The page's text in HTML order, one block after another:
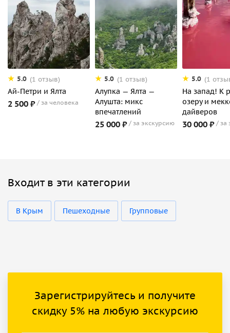
5.0 (1 отзыв)
Ай-Петри и Ялта
2 500 ₽ за человека
5.0 (1 отзыв)
Алупка — Ялта —
Алушта: микс
впечатлений
25 000 ₽ за экскурсию
5.0 (1
На запад! К
озеру и
дайверов
30 000 ₽ за
Входит в эти категории
В Крым Пешеходные Групповые
Зарегистрируйтесь и получите
скидку 5% на любую экскурсию